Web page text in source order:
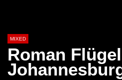
MIXED
Roman